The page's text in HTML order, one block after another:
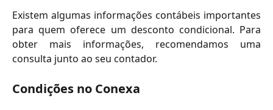
Existem algumas informações contábeis importantes
para quem oferece um desconto condicional. Para
obter mais informações, recomendamos uma
consulta junto ao seu contador.
Condições no Conexa